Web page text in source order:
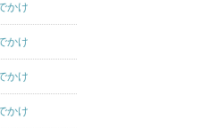
かけ
かけ
かけ
かけ